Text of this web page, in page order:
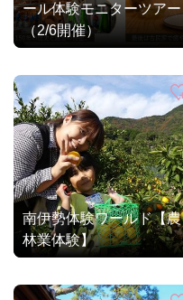
ール体験モニターツアー
（2/6開催）
南伊勢体験ワールド【農
林業体験】